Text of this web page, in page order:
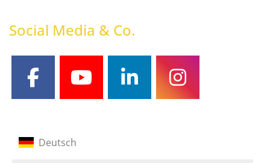
Social Media & Co.
facebookyoutubelinkedininstagram
Deutsch